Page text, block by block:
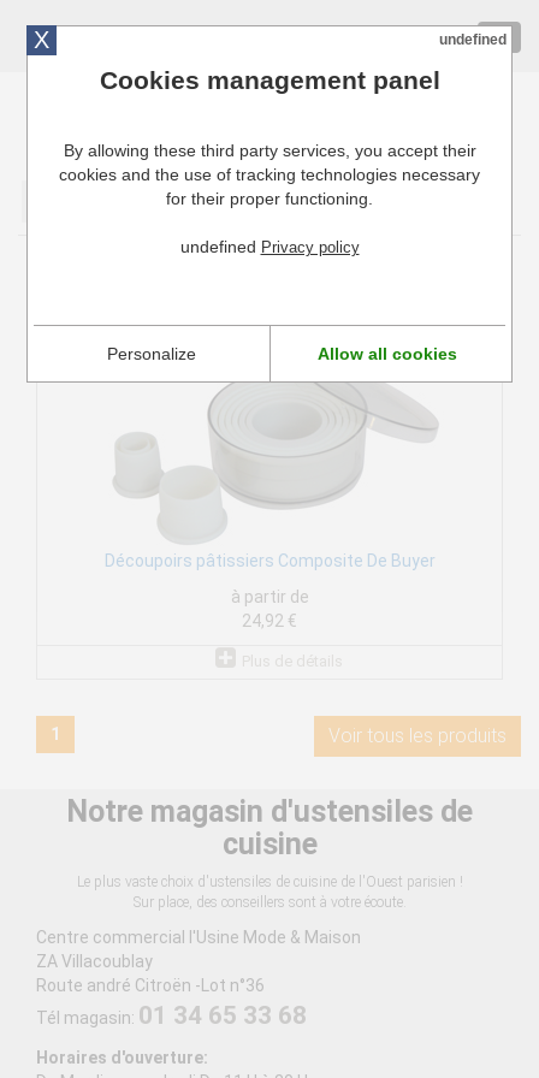
Cuisinresto: Ustensiles de cuisine pour professionnels
Découpoirs pâtissiers Composite De Buyer
à partir de
24,92 €
1 Voir tous les produits
Notre magasin d'ustensiles de
cuisine
Le plus vaste choix d'ustensiles de cuisine de l'Ouest parisien !
Sur place, des conseillers sont à votre écoute.
Centre commercial l'Usine Mode & Maison
ZA Villacoublay
Route andré Citroën -Lot n°36
Tél magasin: 01 34 65 33 68
Horaires d'ouverture:
X undefined
Cookies management panel
By allowing these third party services, you accept their
cookies and the use of tracking technologies necessary
for their proper functioning.
undefined Privacy policy
Personalize Allow all cookies